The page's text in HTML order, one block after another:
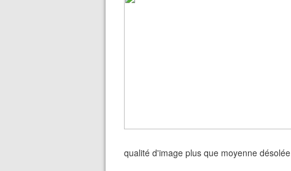
qualité d'image plus que moyenne désolée